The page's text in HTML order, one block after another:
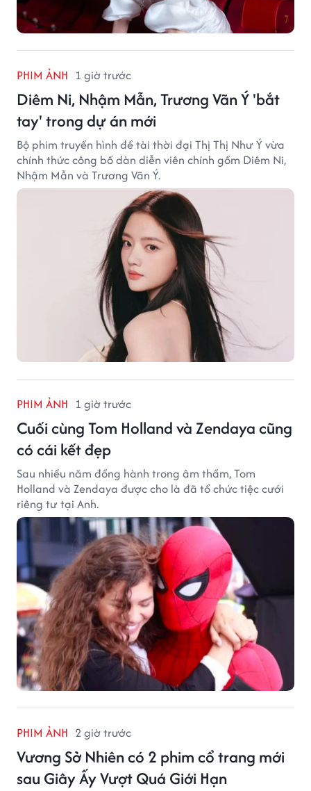
PHIM ẢNH 1 giờ trước
Diêm Ni, Nhậm Mẫn, Trương Vãn Ý 'bắt
tay' trong dự án mới
Bộ phim truyền hình đề tài thời đại Thị Thị Như Ý vừa
chính thức công bố dàn diễn viên chính gồm Diêm Ni,
Nhậm Mẫn và Trương Vãn Ý.
PHIM ẢNH 1 giờ trước
Cuối cùng Tom Holland và Zendaya cũng
có cái kết đẹp
Sau nhiều năm đồng hành trong âm thầm, Tom
Holland và Zendaya được cho là đã tổ chức tiệc cưới
riêng tư tại Anh.
PHIM ẢNH 2 giờ trước
Vương Sở Nhiên có 2 phim cổ trang mới
sau Giây Ấy Vượt Quá Giới Hạn